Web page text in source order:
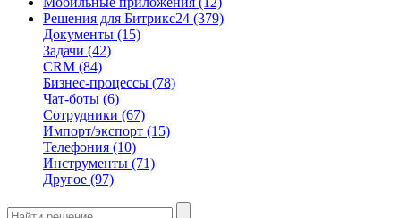
Решения для Битрикс24 (379)
Документы (15)
Задачи (42)
CRM (84)
Бизнес-процессы (78)
Чат-боты (6)
Сотрудники (67)
Импорт/экспорт (15)
Телефония (10)
Инструменты (71)
Другое (97)